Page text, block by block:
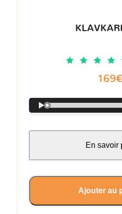
En savoir
Ajouter au